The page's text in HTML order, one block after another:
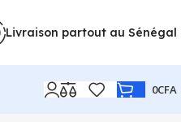
Livraison partout au Sénégal
0CFA